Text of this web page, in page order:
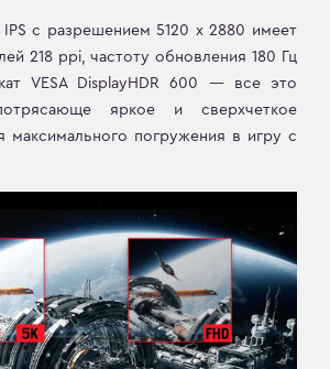
с разрешением 5120 x 2880 имеет
218 ppi, частоту обновления 180 Гц
VESA DisplayHDR 600 — все это
яркое и сверхчеткое
максимального погружения в игру с